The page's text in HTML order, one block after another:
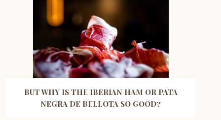
BUT WHY IS THE IBERIAN HAM OR PATA
NEGRA DE BELLOTA SO GOOD?